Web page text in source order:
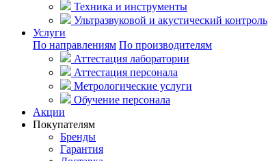
Техника и инструменты
Ультразвуковой и акустический контроль
Услуги
По направлениям По производителям
Аттестация лаборатории
Аттестация персонала
Метрологические услуги
Обучение персонала
Акции
Покупателям
Бренды
Гарантия